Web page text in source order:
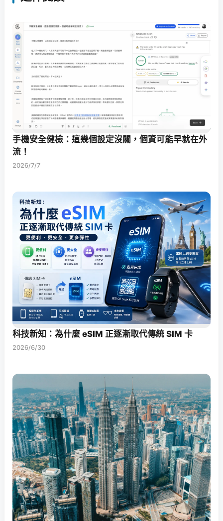
手機安全健檢：這幾個設定沒關，個資可能早就在外
流！
2026/7/7
科技新知：為什麼 eSIM 正逐漸取代傳統 SIM 卡
2026/6/30